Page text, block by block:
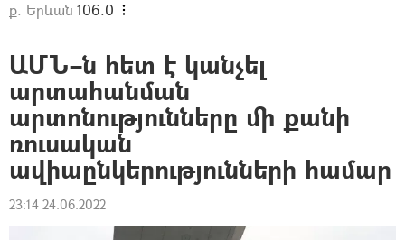
ք. Երևան 106.0
ԱՄՆ–ն հետ է կանչել
արտահանման
արտոնությունները մի քանի
ռուսական
ավիաընկերությունների համար
23:14 24.06.2022